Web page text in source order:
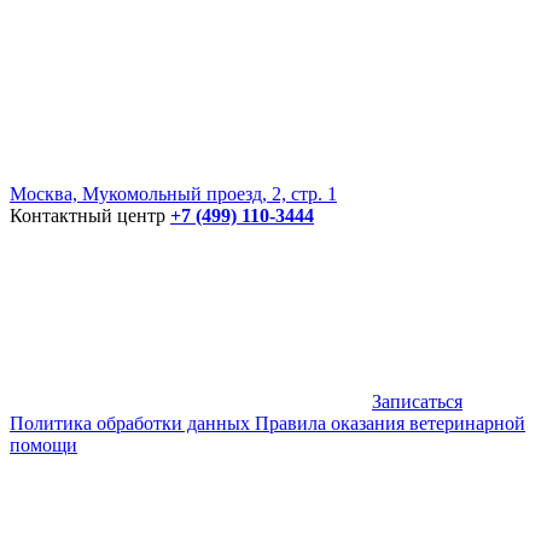
Москва, Мукомольный проезд, 2, стр. 1
Контактный центр +7 (499) 110-3444
Записаться
Политика обработки данных Правила оказания ветеринарной
помощи